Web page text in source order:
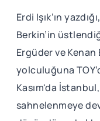
Erdi Işık’ın
Berkin’in
Ergüder ve Kenan
yolculuğuna
Kasım'da
sahnelenmeye